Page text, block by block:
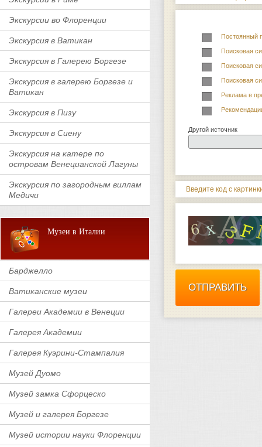
Экскурсии во Флоренции
Экскурсия в Ватикан
Экскурсия в Галерею Боргезе
Экскурсия в галерею Боргезе и
Ватикан
Экскурсия в Пизу
Экскурсия в Сиену
Экскурсия на катере по
островам Венецианской Лагуны
Экскурсия по загородным виллам
Медичи
Музеи в Италии
Барджелло
Ватиканские музеи
Галереи Академии в Венеции
Галерея Академии
Галерея Куэрини-Стампалия
Музей Дуомо
Музей замка Сфорцеско
Музей и галерея Боргезе
Музей истории науки Флоренции
Постоянный
Поисковая
Поисковая
Поисковая
Реклама в
Другой источник
Введите код с